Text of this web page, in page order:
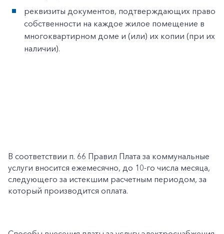
реквизиты документов, подтверждающих право
собственности на каждое жилое помещение в
многоквартирном доме и (или) их копии (при их
наличии).
В соответствии п. 66 Правил Плата за коммунальные
услуги вносится ежемесячно, до 10-го числа месяца,
следующего за истекшим расчетным периодом, за
который производится оплата.